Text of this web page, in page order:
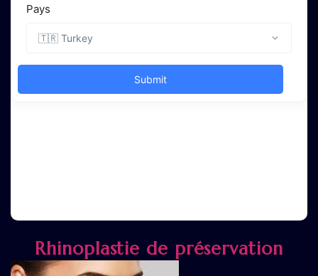
Rhinoplastie de préservation